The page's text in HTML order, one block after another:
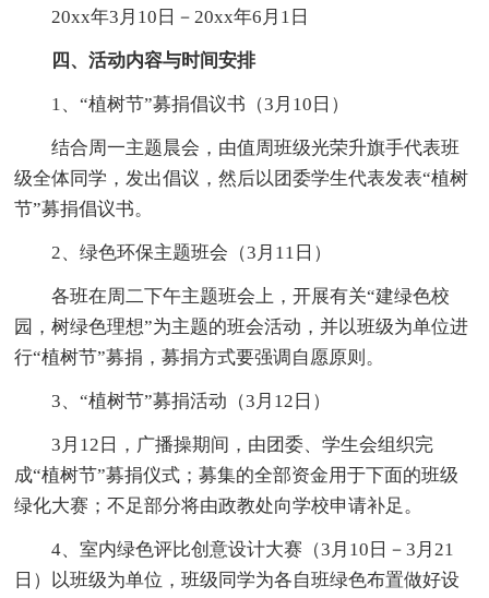
20xx年3月10日－20xx年6月1日
四、活动内容与时间安排
1、“植树节”募捐倡议书（3月10日）
结合周一主题晨会，由值周班级光荣升旗手代表班
级全体同学，发出倡议，然后以团委学生代表发表“植树
节”募捐倡议书。
2、绿色环保主题班会（3月11日）
各班在周二下午主题班会上，开展有关“建绿色校
园，树绿色理想”为主题的班会活动，并以班级为单位进
行“植树节”募捐，募捐方式要强调自愿原则。
3、“植树节”募捐活动（3月12日）
3月12日，广播操期间，由团委、学生会组织完
成“植树节”募捐仪式；募集的全部资金用于下面的班级
绿化大赛；不足部分将由政教处向学校申请补足。
4、室内绿色评比创意设计大赛（3月10日－3月21
日）以班级为单位，班级同学为各自班绿色布置做好设